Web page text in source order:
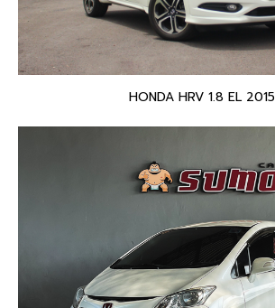
HONDA HRV 1.8 EL 2015